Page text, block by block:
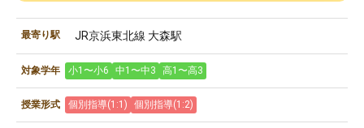
最寄り駅 JR京浜東北線 大森駅
対象学年 小1〜小6 中1〜中3 高1〜高3
授業形式 個別指導(1:1) 個別指導(1:2)